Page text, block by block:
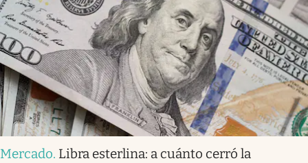
Mercado. Libra esterlina: a cuánto cerró la